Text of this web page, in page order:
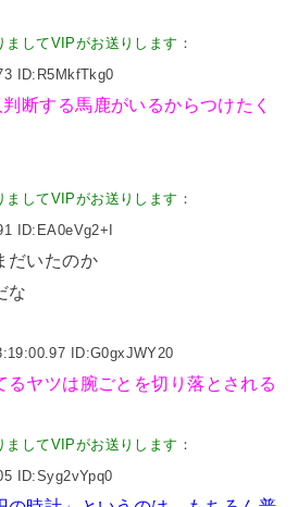
ましてVIPがお送りします ：
ID:R5MkfTkg0
断する馬鹿がいるからつけたく
ましてVIPがお送りします ：
ID:EA0eVg2+I
だいたのか
な
ID:G0gxJWY20
るヤツは腕ごとを切り落とされる
ましてVIPがお送りします ：
ID:Syg2vYpq0